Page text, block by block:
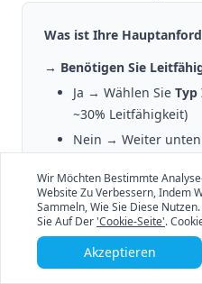
Was ist Ihre
→ Benötigen Sie
Ja → Wählen Sie Typ
~30% Leitfähigkeit)
Nein → Weiter unten
→ Hohe Verschleiß-/
Wählen SieTyp III
→ Ästhetische Priorität
Wir Möchten Bestimmte
Website Zu Verbessern, Indem
Sammeln, Wie Sie Diese
Sie Auf Der'Cookie-Seite'.
Akzeptieren